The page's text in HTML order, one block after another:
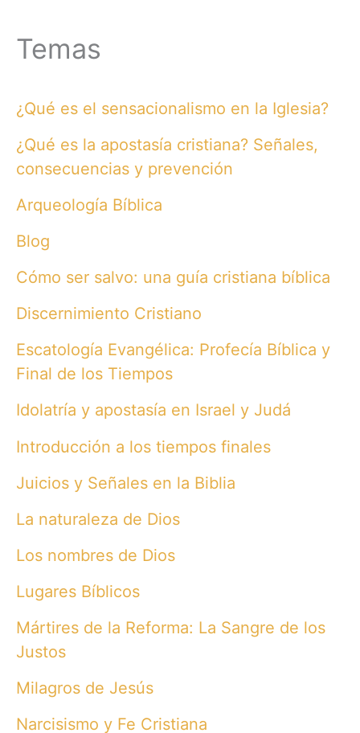
Temas
¿Qué es el sensacionalismo en la Iglesia?
¿Qué es la apostasía cristiana? Señales,
consecuencias y prevención
Arqueología Bíblica
Blog
Cómo ser salvo: una guía cristiana bíblica
Discernimiento Cristiano
Escatología Evangélica: Profecía Bíblica y
Final de los Tiempos
Idolatría y apostasía en Israel y Judá
Introducción a los tiempos finales
Juicios y Señales en la Biblia
La naturaleza de Dios
Los nombres de Dios
Lugares Bíblicos
Mártires de la Reforma: La Sangre de los
Justos
Milagros de Jesús
Narcisismo y Fe Cristiana